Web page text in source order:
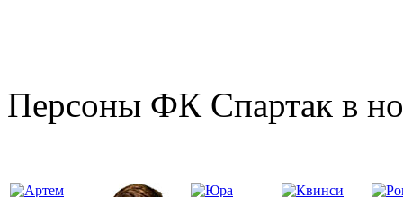
Персоны ФК Спартак в